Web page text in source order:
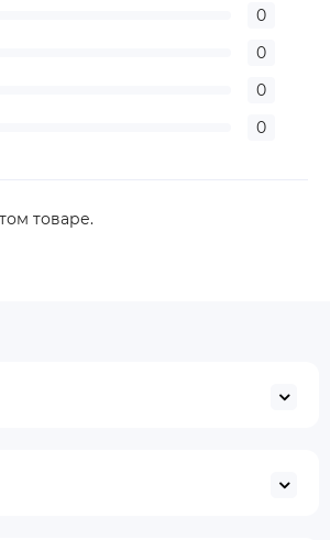
0
0
0
0
товаре.